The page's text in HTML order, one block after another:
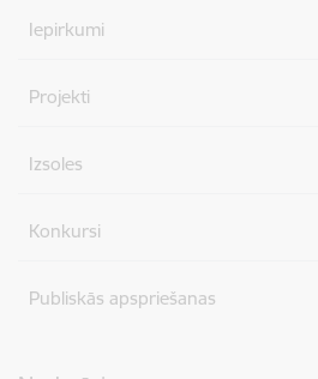
Iepirkumi
Projekti
Izsoles
Konkursi
Publiskās apspriešanas